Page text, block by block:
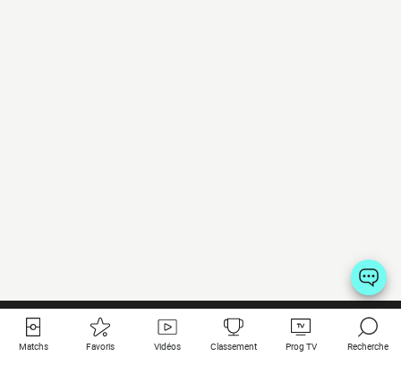
Matchs Favoris Vidéos Classement Prog TV Recherche